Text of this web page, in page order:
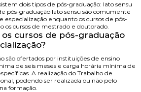
dois tipos de pós-graduação: lato sensu
pós-graduação lato sensu são comumente
especialização enquanto os cursos de pós-
os cursos de mestrado e doutorado.
cursos de pós-graduação
são ofertados por instituições de ensino
de seis meses e carga horária mínima de
A realização do Trabalho de
podendo ser realizada ou não pelo
formação.